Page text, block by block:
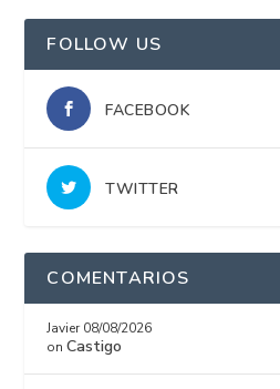
FOLLOW US
FACEBOOK
TWITTER
COMENTARIOS
Javier 08/08/2026
onCastigo